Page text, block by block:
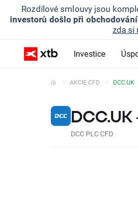
Rozdílové smlouvy jsou
investorů došlo při
zda si
Investice
AKCIE CFD DCC.UK
DCC PLC CFD